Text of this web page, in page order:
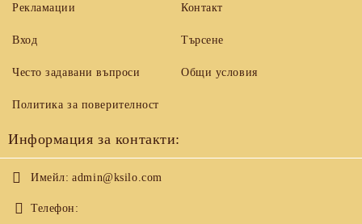
Рекламации
Вход
Често задавани въпроси
Контакт
Търсене
Общи условия
Политика за поверителност
Информация за контакти:
Имейл: admin@ksilo.com
Телефон: